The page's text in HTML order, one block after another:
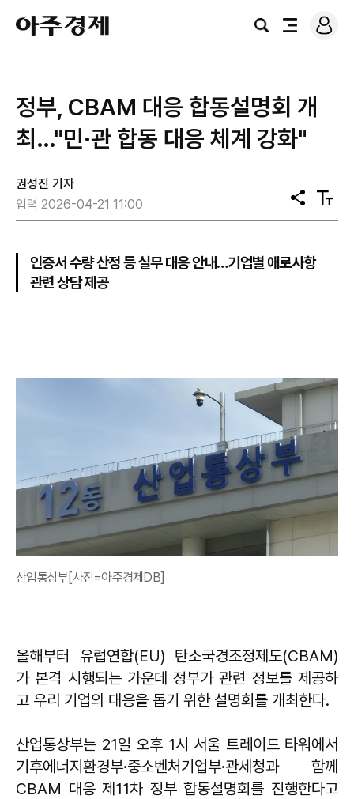
아
주
경
검
전
로
그
정부, CBAM 대응 합동설명회 개
최…"민·관 합동 대응 체계 강화"
권성진 기자
입력 2026-04-21 11:00
공
유
텍
스
인증서 수량 산정 등 실무 대응 안내…기업별 애로사항
관련 상담 제공
산업통상부[사진=아주경제DB]
올해부터 유럽연합(EU) 탄소국경조정제도(CBAM)
가 본격 시행되는 가운데 정부가 관련 정보를 제공하
고 우리 기업의 대응을 돕기 위한 설명회를 개최한다.
산업통상부는 21일 오후 1시 서울 트레이드 타워에서
기후에너지환경부·중소벤처기업부·관세청과 함께
CBAM 대응 제11차 정부 합동설명회를 진행한다고